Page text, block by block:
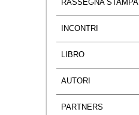
RASSEGNA STAMPA
INCONTRI
LIBRO
AUTORI
PARTNERS